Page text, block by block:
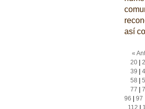
así
«
20|
39
58
77
96
97
112